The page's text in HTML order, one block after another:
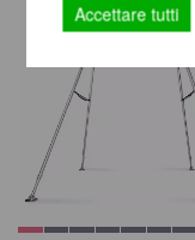
Accettare tutti